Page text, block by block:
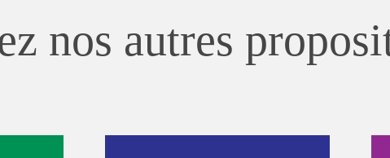
nos autres